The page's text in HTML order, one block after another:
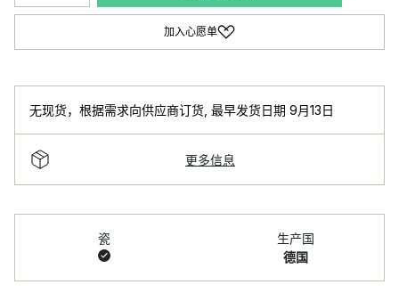
加入心愿单
无现货，根据需求向供应商订货 最早发货日期 9月13日
更多信息
瓷
生产国
德国